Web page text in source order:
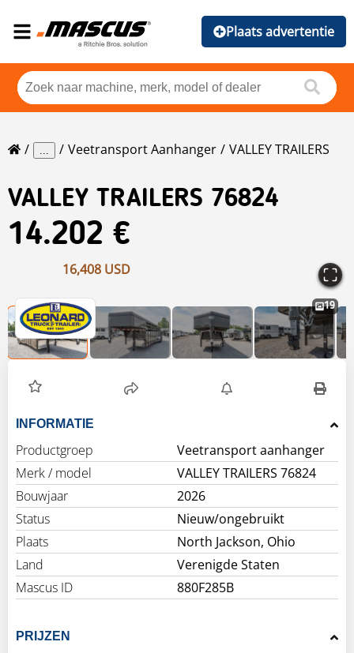
Plaats advertentie
... Veetransport Aanhanger VALLEY TRAILERS
VALLEY TRAILERS 76824
14.202 €
16,408 USD
19
INFORMATIE
Productgroep
Veetransport aanhanger
Merk / model
VALLEY TRAILERS 76824
Bouwjaar
2026
Status
Nieuw/ongebruikt
Plaats
North Jackson, Ohio
Land
Verenigde Staten
Mascus ID
880F285B
PRIJZEN